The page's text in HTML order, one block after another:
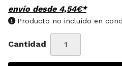
envío desde 4,54€*
Producto no incluído en
Cantidad